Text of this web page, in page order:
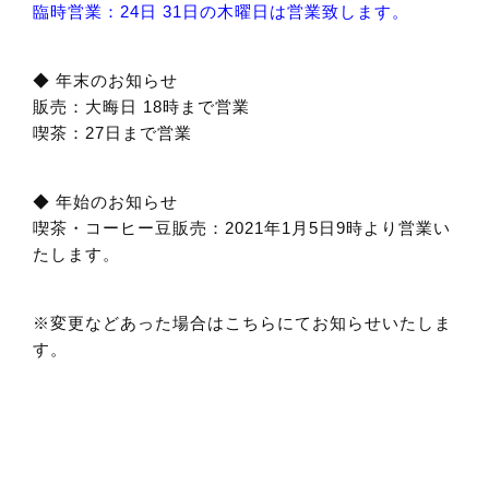
臨時営業：24日 31日の木曜日は営業致します。
◆ 年末のお知らせ
販売：大晦日 18時まで営業
喫茶：27日まで営業
◆ 年始のお知らせ
喫茶・コーヒー豆販売：2021年1月5日9時より営業い
たします。
※変更などあった場合はこちらにてお知らせいたしま
す。